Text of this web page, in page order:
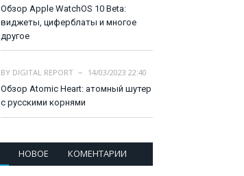
Обзор Apple WatchOS 10 Beta:
виджеты, циферблаты и многое
другое
BY DIGITAL REPORT
14/03/2023 22:40
Обзор Atomic Heart: атомный шутер
с русскими корнями
НОВОЕ КОМЕНТАРИИ